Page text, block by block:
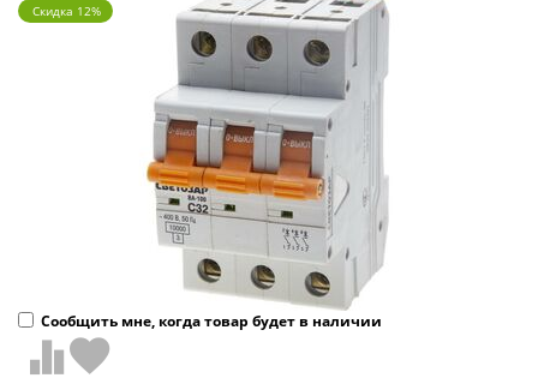
Скидка 12%
Сообщить мне, когда товар будет в наличии